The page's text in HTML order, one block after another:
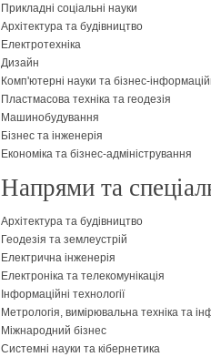
Прикладні соціальні науки
Архітектура та будівництво
Електротехніка
Дизайн
Комп'ютерні науки та бізнес-
Пластмасова техніка та геодезія
Машинобудування
Бізнес та інженерія
Економіка та бізнес-адміністрування
Напрями та
Архітектура та будівництво
Геодезія та землеустрій
Електрична інженерія
Електроніка та телекомунікація
Інформаційні технології
Метрологія, вимірювальна техніка та
Міжнародний бізнес
Системні науки та кібернетика